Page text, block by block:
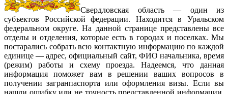
Свердловская область — один из
субъектов Российской федерации. Находится в Уральском
федеральном округе. На данной странице представлены все
отделы и отделения, которые есть в городах и поселках. Мы
постарались собрать всю контактную информацию по каждой
единице — адрес, официальный сайт, ФИО начальника, время
(режим) работы и схему проезда. Надеемся, что данная
информация поможет вам в решении ваших вопросов в
получении загранпаспорта или оформления визы. Если вы
нашли ошибку или не точность представленной информации,